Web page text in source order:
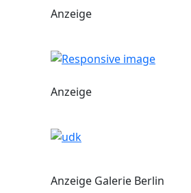
Anzeige
Anzeige
Anzeige Galerie Berlin